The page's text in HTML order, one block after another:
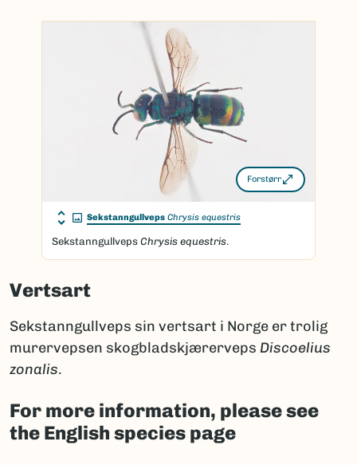
Forstørr
Sekstanngullveps Chrysis equestris
Sekstanngullveps Chrysis equestris.
Vertsart
Sekstanngullveps sin vertsart i Norge er trolig
murervepsen skogbladskjærerveps Discoelius
zonalis.
For more information, please see
the English species page